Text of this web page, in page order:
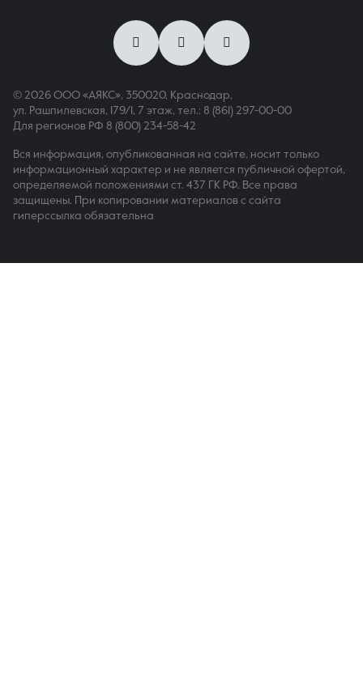
© 2026 ООО «АЯКС», 350020, Краснодар,
ул. Рашпилевская, 179/1, 7 этаж, тел.: 8 (861) 297-00-00
Для регионов РФ 8 (800) 234-58-42
Вся информация, опубликованная на сайте, носит только
информационный характер и не является публичной офертой,
определяемой положениями ст. 437 ГК РФ. Все права
защищены. При копировании материалов с сайта
гиперссылка обязательна